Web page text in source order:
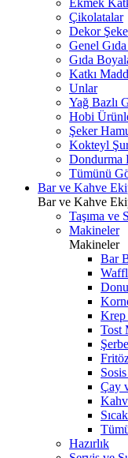
Ekmek
Çikolatalar
Dekor
Genel
Gıda
Katkı
Unlar
Yağ Bazlı
Hobi
Şeker
Kokteyl
Dondurma
Tümünü
Bar ve Kahve
Bar ve Kahve
Taşıma ve
Makineler
Makineler
Bar
Krep
Tost
Çay
Hazırlık